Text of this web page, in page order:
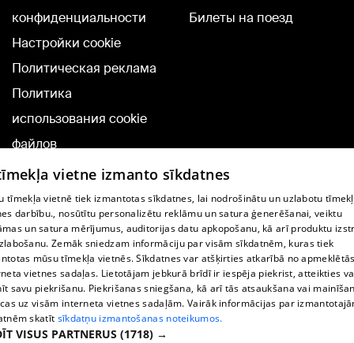
конфиденциальности
Настройки cookie
Политическая реклама
Политика
использования cookie
файлов
Добавление
комментариев
Билеты на поезд
TВ-программа
Условия договора
360 Ziņu kontakti
Helio Media
vietne izmanto sīkdatnes
tīmekļa vietnē tiek izmantotas sīkdatnes, lai nodrošinātu un uzlabotu
darbību., nosūtītu personalizētu reklāmu un satura ģenerēšanai, veiktu
un satura mērījumus, auditorijas datu apkopošanu, kā arī produktu
Zemāk sniedzam informāciju par visām sīkdatnēm, kuras tiek
mūsu tīmekļa vietnēs. Sīkdatnes var atšķirties atkarībā no
vietnes sadaļas. Lietotājam jebkurā brīdī ir iespēja piekrist, atteikties
savu piekrišanu. Piekrišanas sniegšana, kā arī tās atsaukšana vai
uz visām interneta vietnes sadaļām. Vairāk informācijas par
skatīt sīkdatņu izmantošanas noteikumos.
VISUS PARTNERUS (1718) →